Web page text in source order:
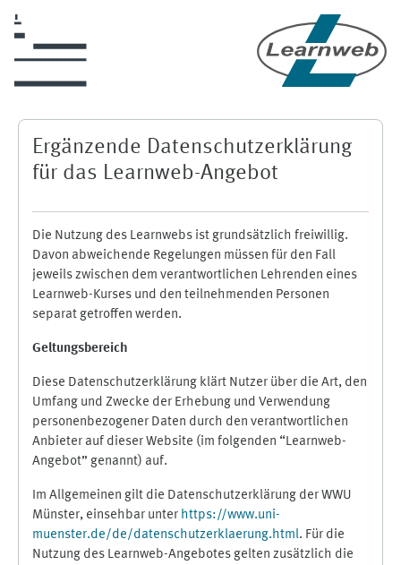
Ergänzende Datenschutzerklärung
für das Learnweb-Angebot
Die Nutzung des Learnwebs ist grundsätzlich freiwillig.
Davon abweichende Regelungen müssen für den Fall
jeweils zwischen dem verantwortlichen Lehrenden eines
Learnweb-Kurses und den teilnehmenden Personen
separat getroffen werden.
Geltungsbereich
Diese Datenschutzerklärung klärt Nutzer über die Art, den
Umfang und Zwecke der Erhebung und Verwendung
personenbezogener Daten durch den verantwortlichen
Anbieter auf dieser Website (im folgenden “Learnweb-
Angebot” genannt) auf.
Im Allgemeinen gilt die Datenschutzerklärung der WWU
Münster, einsehbar unter https://www.uni-
muenster.de/de/datenschutzerklaerung.html. Für die
Nutzung des Learnweb-Angebotes gelten zusätzlich die